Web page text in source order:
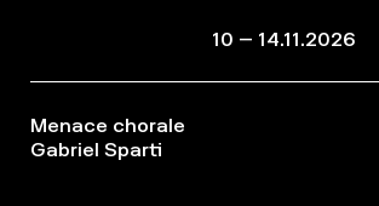
10 – 14.11.2026
Menace chorale
Gabriel Sparti